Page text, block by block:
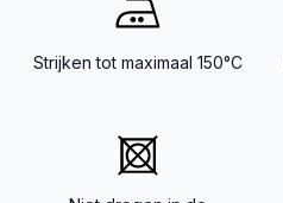
Strijken tot maximaal 150°C